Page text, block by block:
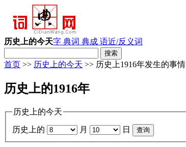
历史上的今天字 典词 典成 语近/反义词
首页 >> 历史上的今天 >> 历史上1916年发生的事情
历史上的1916年
历史上的今天
历史上的 月 日